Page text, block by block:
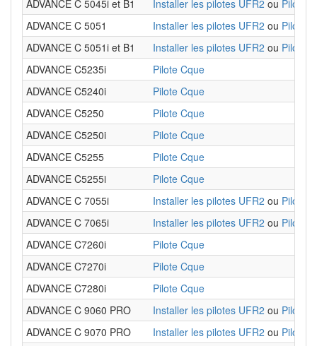
ADVANCE C 5045i et B1 Installer les pilotes UFR2 ou Pilote
ADVANCE C 5051
Installer les pilotes UFR2 ou Pilote
ADVANCE C 5051i et B1
Installer les pilotes UFR2 ou Pilote
ADVANCE C5235i
Pilote Cque
ADVANCE C5240i
Pilote Cque
ADVANCE C5250
Pilote Cque
ADVANCE C5250i
Pilote Cque
ADVANCE C5255
Pilote Cque
ADVANCE C5255i
Pilote Cque
ADVANCE C 7055i
Installer les pilotes UFR2 ou Pilote
ADVANCE C 7065i
Installer les pilotes UFR2 ou Pilote
ADVANCE C7260i
Pilote Cque
ADVANCE C7270i
Pilote Cque
ADVANCE C7280i
Pilote Cque
ADVANCE C 9060 PRO
Installer les pilotes UFR2 ou Pilote
ADVANCE C 9070 PRO
Installer les pilotes UFR2 ou Pilote